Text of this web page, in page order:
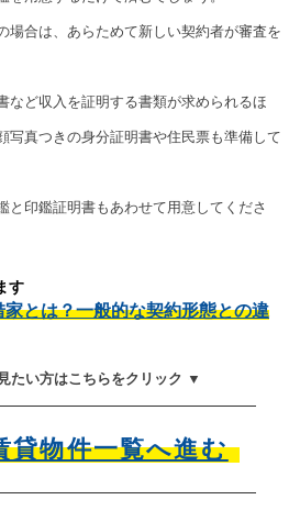
場合は、あらためて新しい契約者が審査を
など収入を証明する書類が求められるほ
写真つきの身分証明書や住民票も準備して
と印鑑証明書もあわせて用意してくださ
す
とは？一般的な契約形態との違
たい方はこちらをクリック ▼
貸物件一覧へ進む